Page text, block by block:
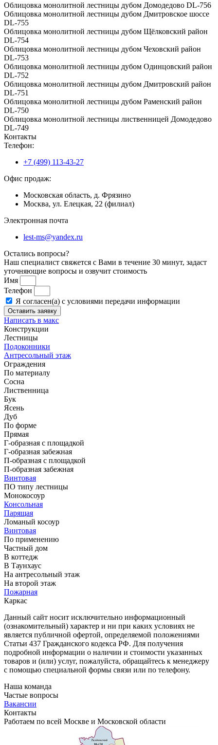
Облицовка монолитной лестницы дубом Домодедово DL-756
Облицовка монолитной лестницы дубом Дмитровское шоссе
DL-755
Облицовка монолитной лестницы дубом Щёлковский район
DL-754
Облицовка монолитной лестницы дубом Чеховский район
DL-753
Облицовка монолитной лестницы дубом Одинцовский район
DL-752
Облицовка монолитной лестницы дубом Дмитровский район
DL-751
Облицовка монолитной лестницы дубом Раменский район
DL-750
Облицовка монолитной лестницы лиственницей Домодедово
DL-749
Контакты
Телефон:
+7 (499) 113-43-27
Офис продаж:
Московская область, д. Фрязино
Москва, ул. Елецкая, 22 (филиал)
Электронная почта
lest-ms@yandex.ru
Остались вопросы?
Наш специалист свяжется с Вами в течение 30 минут, задаст
уточняющие вопросы и озвучит стоимость
Имя
Телефон
Я согласен(а) с условиями передачи информации
Оставить заявку
Написать в макс
Конструкции
Лестницы
Подоконники
Антресольный этаж
Ограждения
По материалу
Сосна
Лиственница
Бук
Ясень
Дуб
По форме
Прямая
Г-образная с площадкой
Г-образная забежная
П-образная с площадкой
П-образная забежная
Винтовая
ПО типу лестницы
Монокосоур
Консольная
Парящая
Ломаный косоур
Винтовая
По применению
Частный дом
В коттедж
В Таунхаус
На антресольный этаж
На второй этаж
Пожарная
Каркас
Данный сайт носит исключительно информационный
(ознакомительный) характер и ни при каких условиях не
является публичной офертой, определяемой положениями
Статьи 437 Гражданского кодекса РФ. Для получения
подробной информации о наличии и стоимости указанных
товаров и (или) услуг, пожалуйста, обращайтесь к менеджеру
с помощью специальной формы связи или по телефону.
Наша команда
Частые вопросы
Вакансии
Контакты
Работаем по всей Москве и Московской области